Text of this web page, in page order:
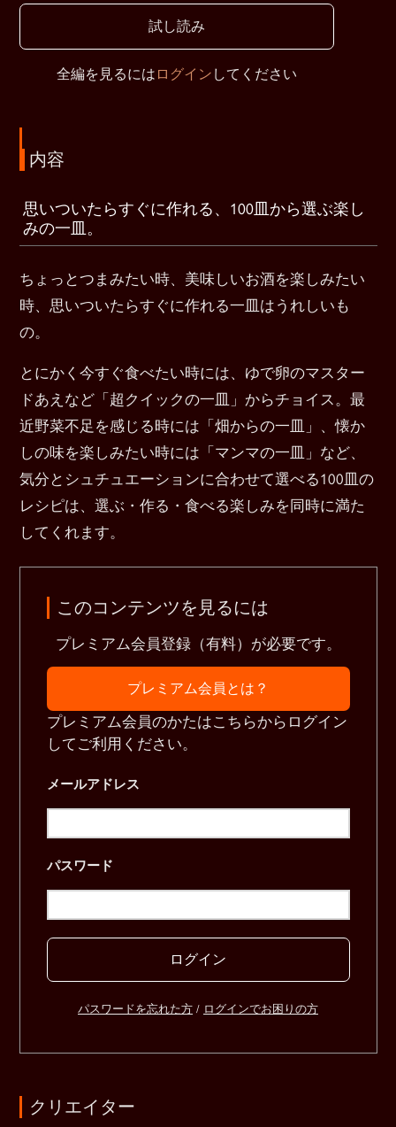
試し読み
全編を見るには ログイン してください
内容
思いついたらすぐに作れる、100皿から選ぶ楽し
みの一皿。
ちょっとつまみたい時、美味しいお酒を楽しみたい
時、思いついたらすぐに作れる一皿はうれしいも
の。
とにかく今すぐ食べたい時には、ゆで卵のマスター
ドあえなど「超クイックの一皿」からチョイス。最
近野菜不足を感じる時には「畑からの一皿」、懐か
しの味を楽しみたい時には「マンマの一皿」など、
気分とシュチュエーションに合わせて選べる100皿の
レシピは、選ぶ・作る・食べる楽しみを同時に満た
してくれます。
このコンテンツを見るには
プレミアム会員登録（有料）が必要です。
プレミアム会員とは？
プレミアム会員のかたはこちらからログイン
してご利用ください。
メールアドレス
パスワード
ログイン
パスワードを忘れた方 / ログインでお困りの方
クリエイター